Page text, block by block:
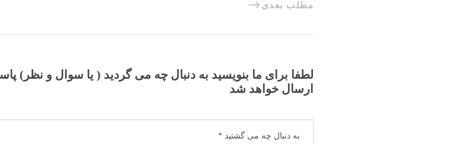
مطلب بعدی
لطفا برای ما بنویسید به دنبال چه می گردید ( یا سوال و نظر)
ارسال خواهد شد